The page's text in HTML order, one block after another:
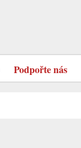
Podpořte nás